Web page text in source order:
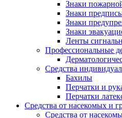
Знаки
Знаки
Знаки
Знаки
Ленты
Профессиональные
Средства
Бахилы
Перчатки и
Перчатки
Средства от насекомых и
Средства от